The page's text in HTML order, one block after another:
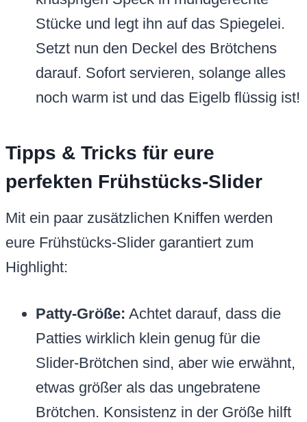
Stücke und legt ihn auf das Spiegelei.
Setzt nun den Deckel des Brötchens
darauf. Sofort servieren, solange alles
noch warm ist und das Eigelb flüssig ist!
Tipps & Tricks für eure
perfekten Frühstücks-Slider
Mit ein paar zusätzlichen Kniffen werden
eure Frühstücks-Slider garantiert zum
Highlight:
Patty-Größe: Achtet darauf, dass die
Patties wirklich klein genug für die
Slider-Brötchen sind, aber wie erwähnt,
etwas größer als das ungebratene
Brötchen. Konsistenz in der Größe hilft